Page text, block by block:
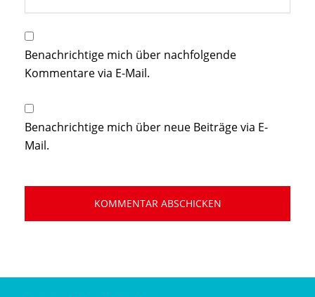
Benachrichtige mich über nachfolgende
Kommentare via E-Mail.
Benachrichtige mich über neue Beiträge via E-
Mail.